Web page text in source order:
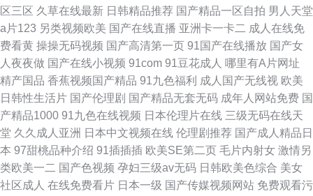
区三区 久草在线最新 日韩精品推荐 国产精品一区自拍 男人天堂
a片123 另类视频欧美 国产在线直播 亚洲卡一卡二 成人在线免
费看黄 操操无码视频 国产高清第一页 91国产在线播放 国产女
人夜夜做 国产在线小视频 91com 91豆花成人 哪里有A片网址
精产国品 香蕉视频国产精品 91九色福利 成人国产无线视 欧美
日韩性生活片 国产伦理剧 国产精品无套无码 成年人网站免费 国
产精品1000 91九色在线视频 日本伦理片在线 三级无码在线天
堂 久久成人亚洲 日本中文视频在线 伦理剧推荐 国产成人精品日
本 97甜桃品种介绍 91插插插 欧美SE第二页 毛片内射女 激情另
类欧美一二 国产色视频 孕妇三级av无码 日韩欧美色综合 美女
社区成人 在线免费看片 日本一级 国产传媒视频网站 免费观看污